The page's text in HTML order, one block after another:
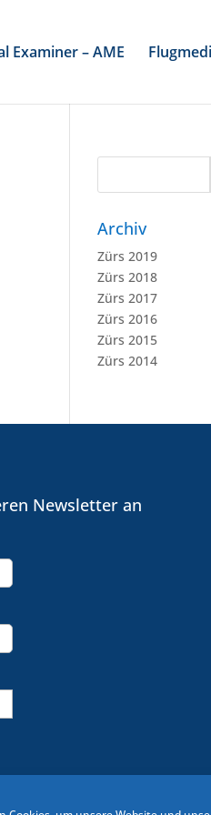
Examiner – AME
Archiv
Zürs 2019
Zürs 2018
Zürs 2017
Zürs 2016
Zürs 2015
Zürs 2014
Newsletter an